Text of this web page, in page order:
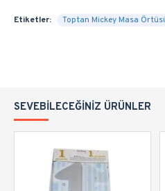
Etiketler: Toptan Mickey Masa
SEVEBILECEĞINIZ ÜRÜNLER